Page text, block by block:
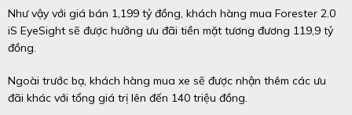
Như vậy với giá bán 1,199 tỷ đồng, khách hàng mua Forester 2.0
iS EyeSight sẽ được hưởng ưu đãi tiền mặt tương đương 119,9 tỷ
đồng.
Ngoài trước bạ, khách hàng mua xe sẽ được nhận thêm các ưu
đãi khác với tổng giá trị lên đến 140 triệu đồng.